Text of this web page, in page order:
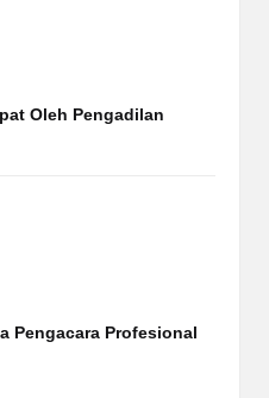
Oleh Pengadilan
Pengacara Profesional